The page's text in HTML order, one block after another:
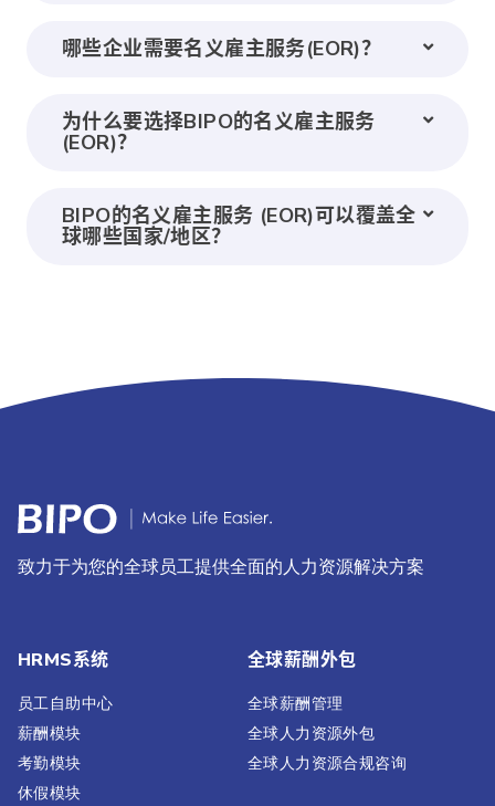
哪些企业需要名义雇主服务(EOR)？
为什么要选择BIPO的名义雇主服务
(EOR)？
BIPO的名义雇主服务 (EOR)可以覆盖全
球哪些国家/地区？
致力于为您的全球员工提供全面的人力资源解决方案
HRMS系统
员工自助中心
薪酬模块
考勤模块
休假模块
全球薪酬外包
全球薪酬管理
全球人力资源外包
全球人力资源合规咨询